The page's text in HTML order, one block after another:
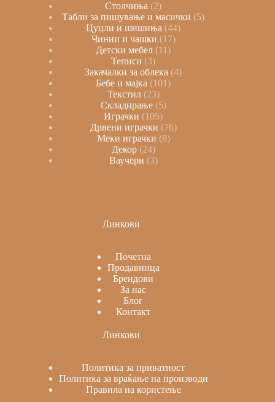
Столчиња
2
Табли за пишување и масички
5
Цуцли и шишиња 44
Чинии и чашки 17
Детски мебел
11
Теписи
3
Закачалки за облека 4
Бебе и мајка
101
Текстил 23
Складирање 5
Играчки
105
Дрвени играчки 76
Меки играчки 8
Декор 24
Ваучери 3
Линкови
Почетна
Продавница
Брендови
За нас
Блог
Контакт
Линкови
Политика за приватност
Политика за враќање на производи
Правила на користење